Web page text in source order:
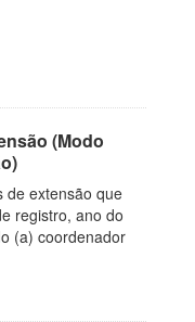
(Modo
de extensão que
registro, ano do
(a) coordenador